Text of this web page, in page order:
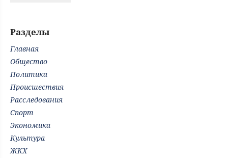
Разделы
Главная
Общество
Политика
Происшествия
Расследования
Спорт
Экономика
Культура
ЖКХ